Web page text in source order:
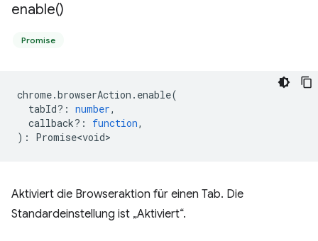
enable()
Promise
chrome.browserAction . enable(
tabId? : number,
callback? : function,
) : Promise<void>
Aktiviert die Browseraktion für einen Tab. Die
Standardeinstellung ist „Aktiviert“.